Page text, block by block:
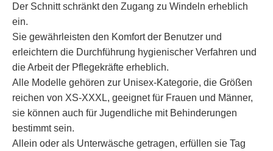
Der Schnitt schränkt den Zugang zu Windeln erheblich
ein.
Sie gewährleisten den Komfort der Benutzer und
erleichtern die Durchführung hygienischer Verfahren und
die Arbeit der Pflegekräfte erheblich.
Alle Modelle gehören zur Unisex-Kategorie, die Größen
reichen von XS-XXXL, geeignet für Frauen und Männer,
sie können auch für Jugendliche mit Behinderungen
bestimmt sein.
Allein oder als Unterwäsche getragen, erfüllen sie Tag